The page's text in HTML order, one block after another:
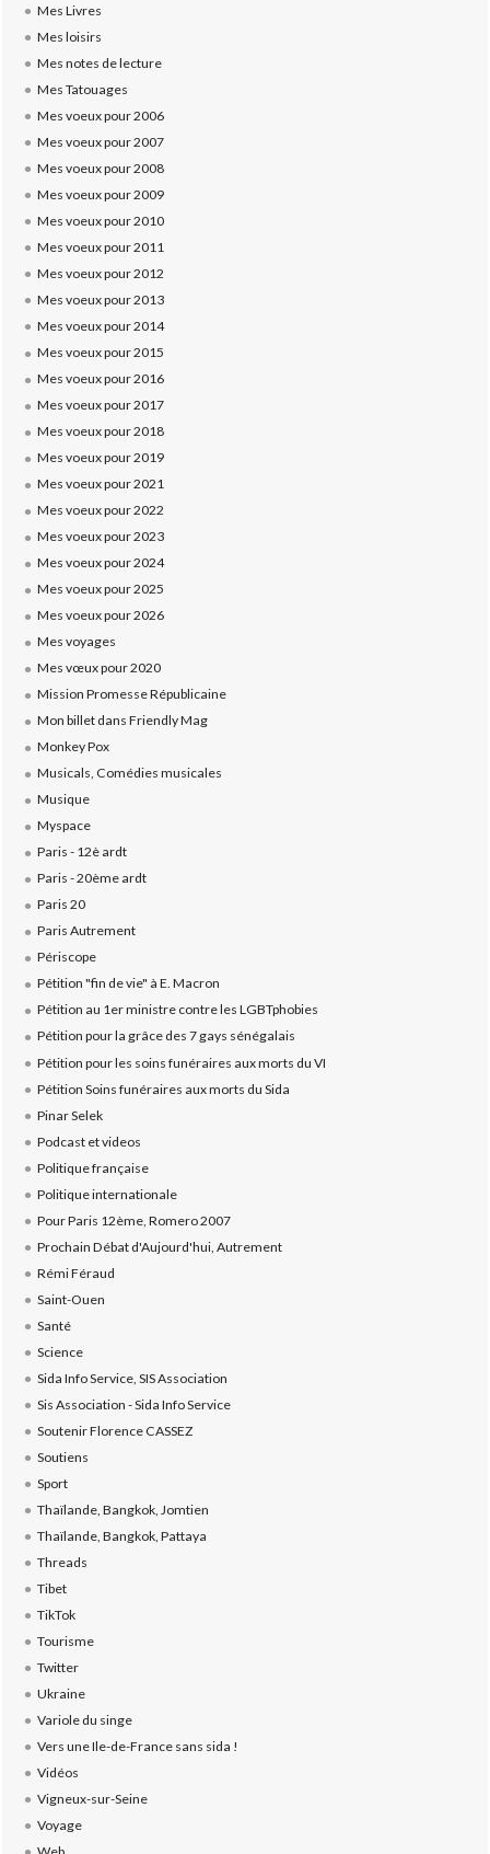
Mes Livres
Mes loisirs
Mes notes de lecture
Mes Tatouages
Mes voeux pour 2006
Mes voeux pour 2007
Mes voeux pour 2008
Mes voeux pour 2009
Mes voeux pour 2010
Mes voeux pour 2011
Mes voeux pour 2012
Mes voeux pour 2013
Mes voeux pour 2014
Mes voeux pour 2015
Mes voeux pour 2016
Mes voeux pour 2017
Mes voeux pour 2018
Mes voeux pour 2019
Mes voeux pour 2021
Mes voeux pour 2022
Mes voeux pour 2023
Mes voeux pour 2024
Mes voeux pour 2025
Mes voeux pour 2026
Mes voyages
Mes vœux pour 2020
Mission Promesse Républicaine
Mon billet dans Friendly Mag
Monkey Pox
Musicals, Comédies musicales
Musique
Myspace
Paris - 12è ardt
Paris - 20ème ardt
Paris 20
Paris Autrement
Périscope
Pétition "fin de vie" à E. Macron
Pétition au 1er ministre contre les LGBTphobies
Pétition pour la grâce des 7 gays sénégalais
Pétition pour les soins funéraires aux morts du VI
Pétition Soins funéraires aux morts du Sida
Pinar Selek
Podcast et videos
Politique française
Politique internationale
Pour Paris 12ème, Romero 2007
Prochain Débat d'Aujourd'hui, Autrement
Rémi Féraud
Saint-Ouen
Santé
Science
Sida Info Service, SIS Association
Sis Association - Sida Info Service
Soutenir Florence CASSEZ
Soutiens
Sport
Thaïlande, Bangkok, Jomtien
Thaïlande, Bangkok, Pattaya
Threads
Tibet
TikTok
Tourisme
Twitter
Ukraine
Variole du singe
Vers une Ile-de-France sans sida !
Vidéos
Vigneux-sur-Seine
Voyage